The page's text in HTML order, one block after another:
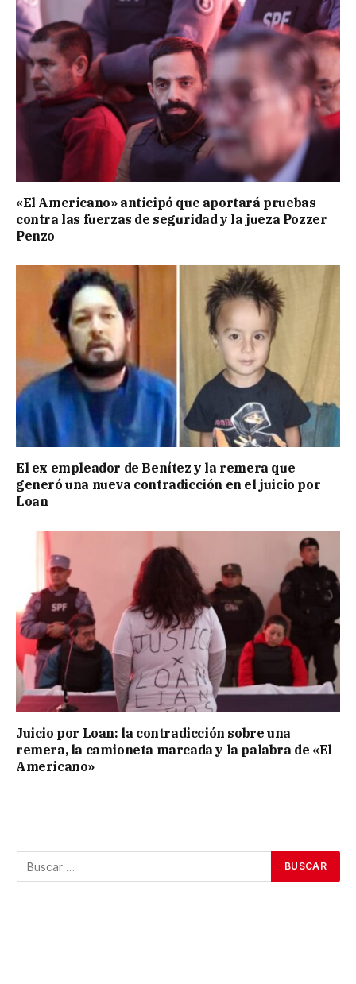
«El Americano» anticipó que aportará pruebas
contra las fuerzas de seguridad y la jueza Pozzer
Penzo
El ex empleador de Benítez y la remera que
generó una nueva contradicción en el juicio por
Loan
Juicio por Loan: la contradicción sobre una
remera, la camioneta marcada y la palabra de «El
Americano»